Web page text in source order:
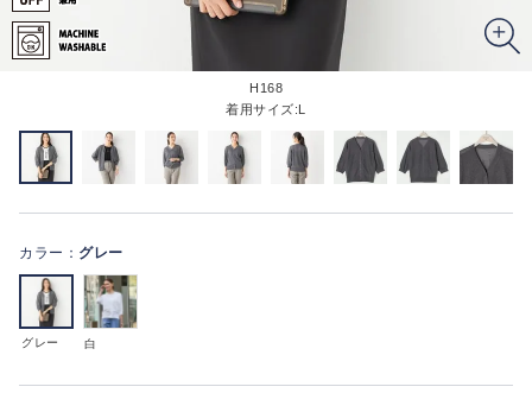
H168
着用サイズ:L
カラー： グレー
グレー 白